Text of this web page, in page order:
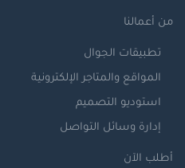
من أعمالنا
تطبيقات الجوال
المواقع والمتاجر الإلكترونية
استوديو التصميم
إدارة وسائل التواصل
أطلب الآن